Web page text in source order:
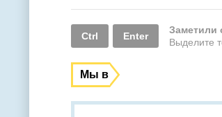
Ctrl Enter
Заметили
Выделите
Мы в